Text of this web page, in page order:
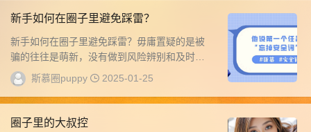
新手如何在圈子里避免踩雷？
新手如何在圈子里避免踩雷？毋庸置疑的是被
骗的往往是萌新，没有做到风险辨别和及时止
损!如何风险辨别?首先，您需要注意保护个人隐
私，...
斯慕圈puppy 2025-01-25
圈子里的大叔控